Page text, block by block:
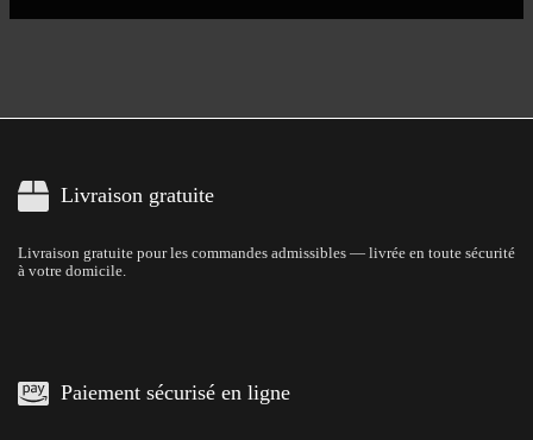
Livraison gratuite
Livraison gratuite pour les commandes admissibles — livrée en toute sécurité
à votre domicile.
Paiement sécurisé en ligne